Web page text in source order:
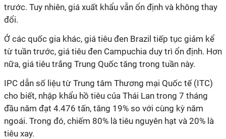
trước. Tuy nhiên, giá xuất khẩu vẫn ổn định và không thay
đổi.
Ở các quốc gia khác, giá tiêu đen Brazil tiếp tục giảm kể
từ tuần trước, giá tiêu đen Campuchia duy trì ổn định. Hơn
nữa, giá tiêu trắng Trung Quốc tăng trong tuần này.
IPC dẫn số liệu từ Trung tâm Thương mại Quốc tế (ITC)
cho biết, nhập khẩu hồ tiêu của Thái Lan trong 7 tháng
đầu năm đạt 4.476 tấn, tăng 19% so với cùng kỳ năm
ngoái. Trong đó, chiếm 80% là tiêu nguyên hạt và 20% là
tiêu xay.